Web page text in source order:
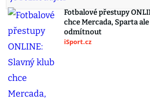
Fotbalové přestupy
chce Mercada, Sparta
odmítnout
iSport.cz